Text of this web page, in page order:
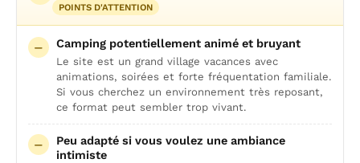
POINTS D'ATTENTION
Camping potentiellement animé et bruyant
Le site est un grand village vacances avec
animations, soirées et forte fréquentation familiale.
Si vous cherchez un environnement très reposant,
ce format peut sembler trop vivant.
Peu adapté si vous voulez une ambiance
intimiste